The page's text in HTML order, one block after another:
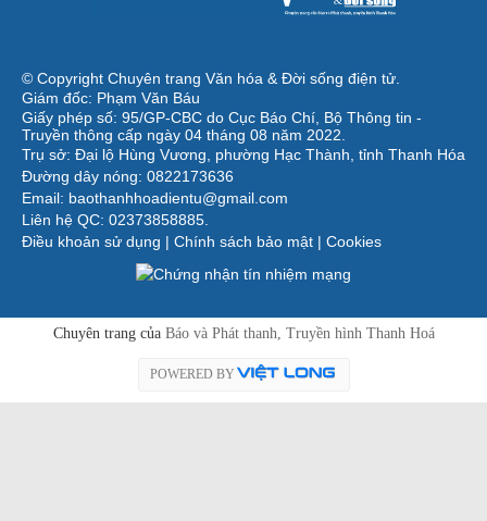
© Copyright Chuyên trang Văn hóa & Đời sống điện tử.
Giám đốc: Phạm Văn Báu
Giấy phép số: 95/GP-CBC do Cục Báo Chí, Bộ Thông tin -
Truyền thông cấp ngày 04 tháng 08 năm 2022.
Trụ sở: Đại lộ Hùng Vương, phường Hạc Thành, tỉnh Thanh Hóa
Đường dây nóng: 0822173636
Email: baothanhhoadientu@gmail.com
Liên hệ QC: 02373858885.
Điều khoản sử dụng | Chính sách bảo mật | Cookies
Chuyên trang của Báo và Phát thanh, Truyền hình Thanh Hoá
POWERED BY